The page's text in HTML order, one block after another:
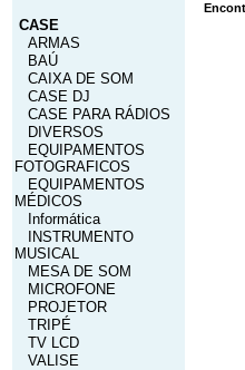
CASE
ARMAS
BAÚ
CAIXA DE SOM
CASE DJ
CASE PARA RÁDIOS
DIVERSOS
EQUIPAMENTOS
FOTOGRAFICOS
EQUIPAMENTOS
MÉDICOS
Informática
INSTRUMENTO
MUSICAL
MESA DE SOM
MICROFONE
PROJETOR
TRIPÉ
TV LCD
VALISE